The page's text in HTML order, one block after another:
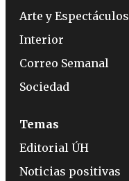
Arte y Espectáculos
Interior
Correo Semanal
Sociedad
Temas
Editorial ÚH
Noticias positivas